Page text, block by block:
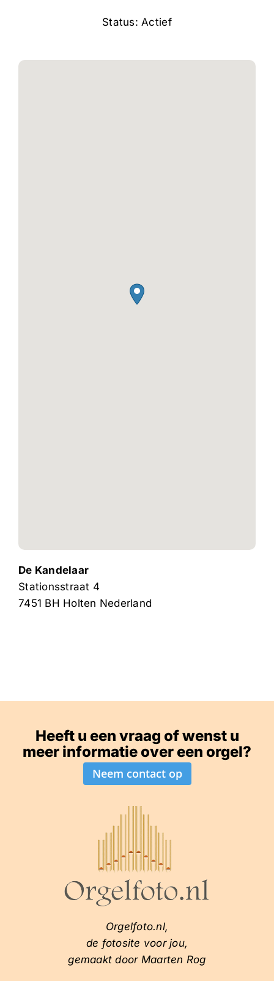
Status: Actief
De Kandelaar
Stationsstraat 4
7451 BH Holten Nederland
Heeft u een vraag of wenst u
meer informatie over een orgel?
Neem contact op
Orgelfoto.nl,
de fotosite voor jou,
gemaakt door Maarten Rog